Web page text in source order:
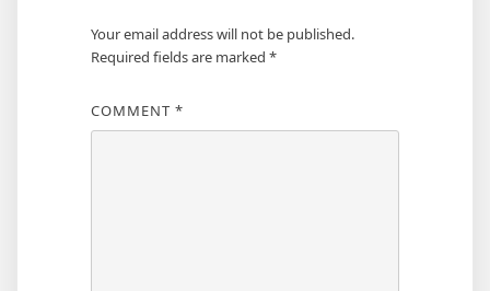
Your email address will not be published.
Required fields are marked *
COMMENT *